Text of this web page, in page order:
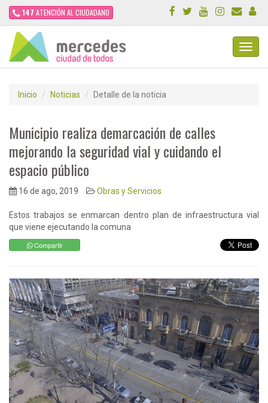
147 ATENCIÓN AL CIUDADANO
Inicio Noticias Detalle de la noticia
Municipio realiza demarcación de calles
mejorando la seguridad vial y cuidando el
espacio público
16 de ago, 2019 Obras y Servicios
Estos trabajos se enmarcan dentro plan de infraestructura vial
que viene ejecutando la comuna
Compartir